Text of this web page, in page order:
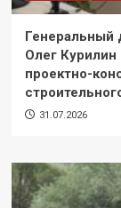
Генеральный
Олег
проектно-
31.07.2026